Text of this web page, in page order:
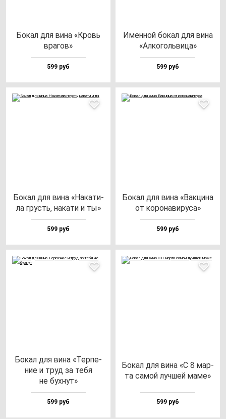
Бокал для ви­на «Кровь
вра­гов»
599 руб
Имен­ной бо­кал для ви­на
«Алко­голь­ви­ца»
599 руб
Бокал для ви­на «Нака­ти­
ла грусть, на­ка­ти и ты»
599 руб
Бокал для ви­на «Вак­ци­на
от ко­ро­на­ви­ру­са»
599 руб
Бокал для ви­на «Тер­пе­
ние и труд за те­бя
не бух­нут»
599 руб
Бокал для ви­на «С 8 мар­
та са­мой луч­шей ма­ме»
599 руб